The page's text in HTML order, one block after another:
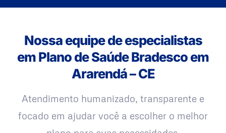
Nossa equipe de especialistas
em Plano de Saúde Bradesco em
Ararendá – CE
Atendimento humanizado, transparente e
focado em ajudar você a escolher o melhor